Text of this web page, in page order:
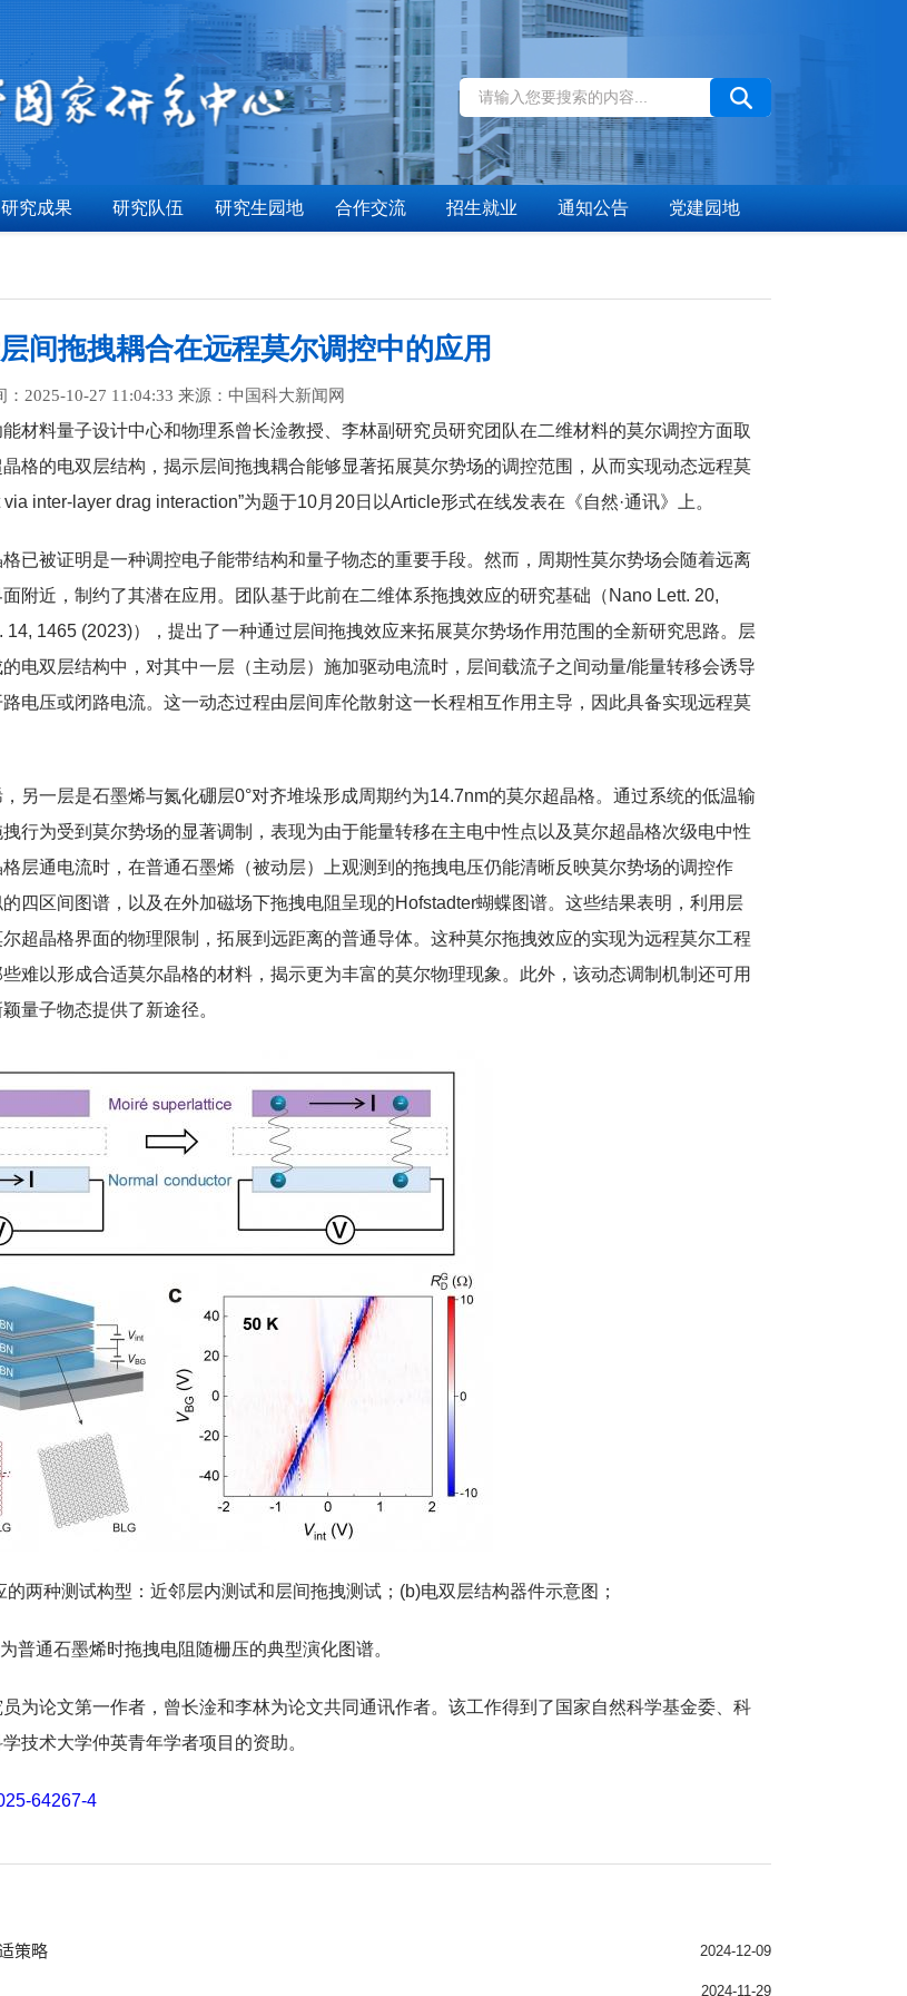
研究成果 研究队伍 研究生园地 合作交流 招生就业 通知公告 党建园地
间拖拽耦合在远程莫尔调控中的应用
：2025-10-27 11:04:33 来源：中国科大新闻网
材料量子设计中心和物理系曾长淦教授、李林副研究员研究团队在二维材料的莫尔调控方面取
格的电双层结构，揭示层间拖拽耦合能够显著拓展莫尔势场的调控范围，从而实现动态远程莫
inter-layer drag interaction”为题于10月20日以Article形式在线发表在《自然·通讯》上。
已被证明是一种调控电子能带结构和量子物态的重要手段。然而，周期性莫尔势场会随着远离
附近，制约了其潜在应用。团队基于此前在二维体系拖拽效应的研究基础（Nano Lett. 20,
1465 (2023)），提出了一种通过层间拖拽效应来拓展莫尔势场作用范围的全新研究思路。层
电双层结构中，对其中一层（主动层）施加驱动电流时，层间载流子之间动量/能量转移会诱导
电压或闭路电流。这一动态过程由层间库伦散射这一长程相互作用主导，因此具备实现远程莫
另一层是石墨烯与氮化硼层0°对齐堆垛形成周期约为14.7nm的莫尔超晶格。通过系统的低温输
行为受到莫尔势场的显著‌调制，表现为由于能量转移在主电中性点以及莫尔超晶格次级电中性
层通电流时，在普通石墨烯（被动层）上观测到的拖拽电压仍能清晰反映‌莫尔势场的调控作
四区间图谱，以及在外加磁场下拖拽电阻呈现的Hofstadter蝴蝶图谱。这些结果表明，利用层
超晶格界面的物理限制，‌拓展到‌远距离的普通导体‌。这种莫尔拖拽效应的实现为远程莫尔工程
难以形成合适莫尔晶格的材料，揭示更为丰富的莫尔物理现象。此外，该动态调制机制还可用
量子物态提供了新途径‌。
两种测试构型：近邻层内测试和层间拖拽测试；(b)电双层结构器件示意图；
普通石墨烯时拖拽电阻随栅压的典型演化图谱。
为论文第一作者，曾长淦和李林为论文共同通讯作者。该工作得到了国家自然科学基金委、科
技术大学仲英青年学者项目的资助。
64267-4